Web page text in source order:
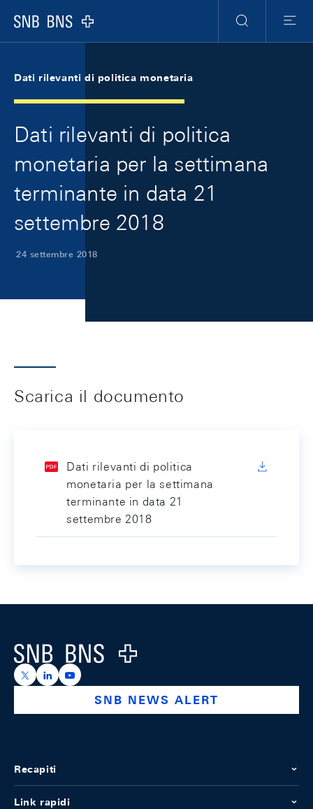
Logo
Ricerca
Menu
Dati rilevanti di politica monetaria
Dati rilevanti di politica
monetaria per la settimana
terminante in data 21
settembre 2018
24 settembre 2018
Scarica il documento
Dati rilevanti di politica
monetaria per la settimana
terminante in data 21
settembre 2018
Logo
https://x.com/snb_bns
https://ch.linkedin.com/company/swiss-national-
https://www.youtube.com/@swissnationalbank
SNB NEWS ALERT
Recapiti
Link rapidi